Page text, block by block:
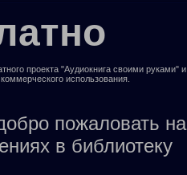
проекта "Аудиокнига своими руками" и
использования.
пожаловать на
в библиотеку